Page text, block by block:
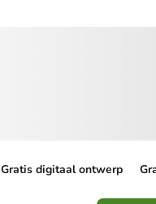
Gratis digitaal ontwerp